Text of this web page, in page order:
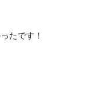
たです！